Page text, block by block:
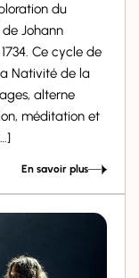
du
Johann
Ce cycle de
Nativité de la
alterne
méditation et
En savoir plus